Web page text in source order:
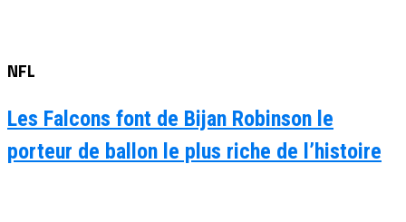
NFL
Les Falcons font de Bijan Robinson le
porteur de ballon le plus riche de l’histoire